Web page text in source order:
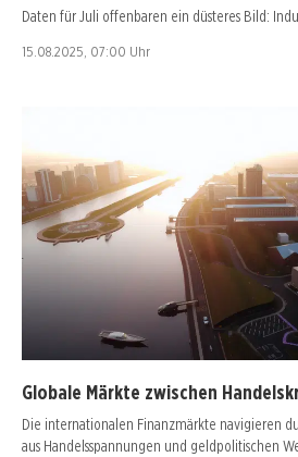
Daten für Juli offenbaren ein düsteres Bild:
15.08.2025, 07:00 Uhr
Globale Märkte zwischen
Die internationalen Finanzmärkte navigieren
aus Handelsspannungen und geldpolitischen